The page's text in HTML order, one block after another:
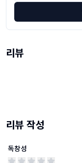
리뷰
리뷰 작성
독창성